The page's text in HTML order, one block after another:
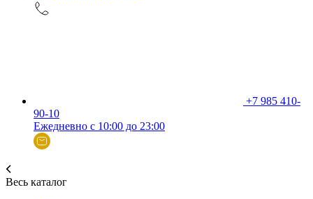
+7 985 410-
90-10
Ежедневно с 10:00 до 23:00
Весь каталог